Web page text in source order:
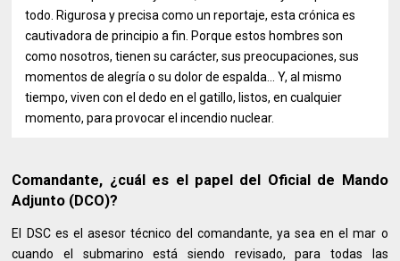
todo. Rigurosa y precisa como un reportaje, esta crónica es
cautivadora de principio a fin. Porque estos hombres son
como nosotros, tienen su carácter, sus preocupaciones, sus
momentos de alegría o su dolor de espalda... Y, al mismo
tiempo, viven con el dedo en el gatillo, listos, en cualquier
momento, para provocar el incendio nuclear.
Comandante, ¿cuál es el papel del Oficial de Mando
Adjunto (DCO)?
El DSC es el asesor técnico del comandante, ya sea en el mar o
cuando el submarino está siendo revisado, para todas las